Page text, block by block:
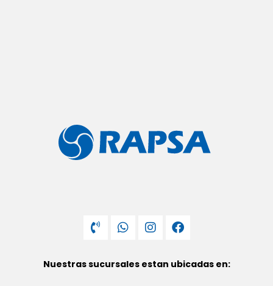
Nuestras sucursales estan ubicadas en: